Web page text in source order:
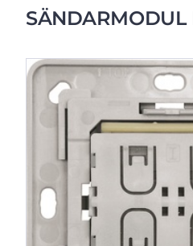
SÄNDARMODUL